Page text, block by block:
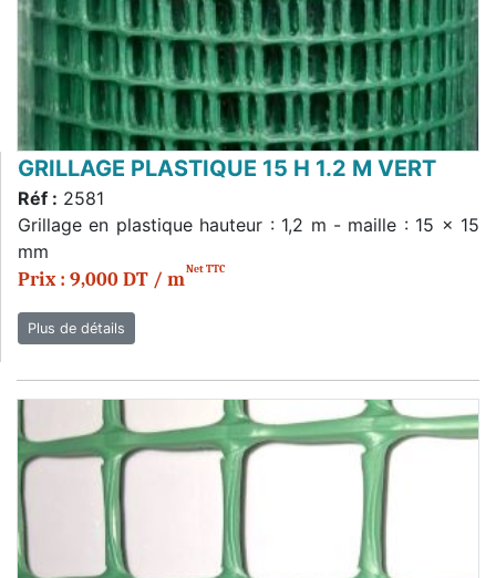
GRILLAGE PLASTIQUE 15 H 1.2 M VERT
Réf : 2581
Grillage en plastique hauteur : 1,2 m - maille : 15 x 15
mm
Prix : 9,000 DT / mNet TTC
Plus de détails